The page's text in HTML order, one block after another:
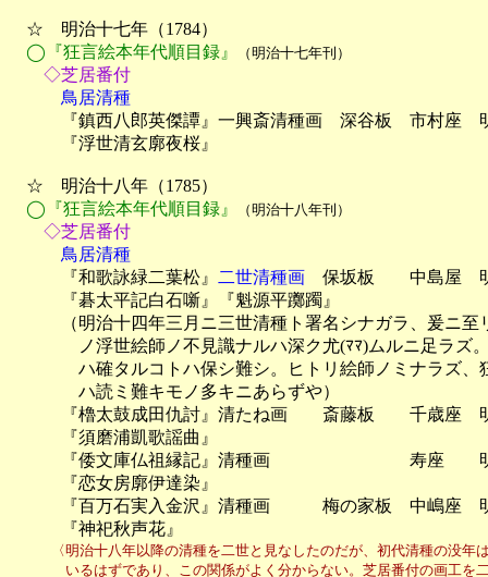
☆　明治十七年（1784）
◯『狂言絵本年代順目録』
（明治十七年刊）
◇芝居番付
鳥居清種
『鎮西八郎英傑譚』一興斎清種画　深谷板　市村座　
『浮世清玄廓夜桜』
☆　明治十八年（1785）
◯『狂言絵本年代順目録』
（明治十八年刊）
◇芝居番付
鳥居清種
『和歌詠緑二葉松』
二世清種画 保坂板　　中島屋　
『碁太平記白石噺』『魁源平躑躅』
（明治十四年三月ニ三世清種ト署名シナガラ、爰ニ至
ノ浮世絵師ノ不見識ナルハ深ク尤(ﾏﾏ)ムルニ足ラズ。
ハ確タルコトハ保シ難シ。ヒトリ絵師ノミナラズ、狂
ハ読ミ難キモノ多キニあらずや）
『櫓太鼓成田仇討』清たね画　　斎藤板　　千歳座　
『須磨浦凱歌謡曲』
『倭文庫仏祖縁記』清種画　　　　　　　　寿座　　
『恋女房廓伊達染』
『百万石実入金沢』清種画　　　梅の家板　中嶋座　
『神祀秋声花』
〈明治十八年以降の清種を二世と見なしたのだが、初代清種の没年は
いるはずであり、この関係がよく分からない。芝居番付の画工を二